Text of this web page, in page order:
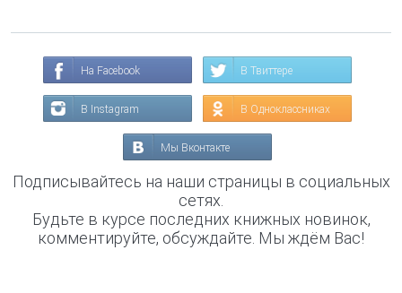
На Facebook В Твиттере
В Instagram В Одноклассниках
Мы Вконтакте
Подписывайтесь на наши страницы в социальных
сетях.
Будьте в курсе последних книжных новинок,
комментируйте, обсуждайте. Мы ждём Вас!